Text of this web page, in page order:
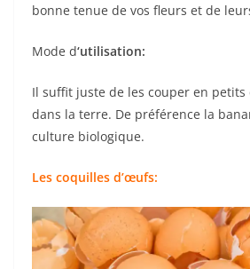
bonne tenue de vos fleurs et de
Mode d‘utilisation:
Il suffit juste de les couper en petits
dans la terre. De préférence la
culture biologique.
Les coquilles d’œufs: